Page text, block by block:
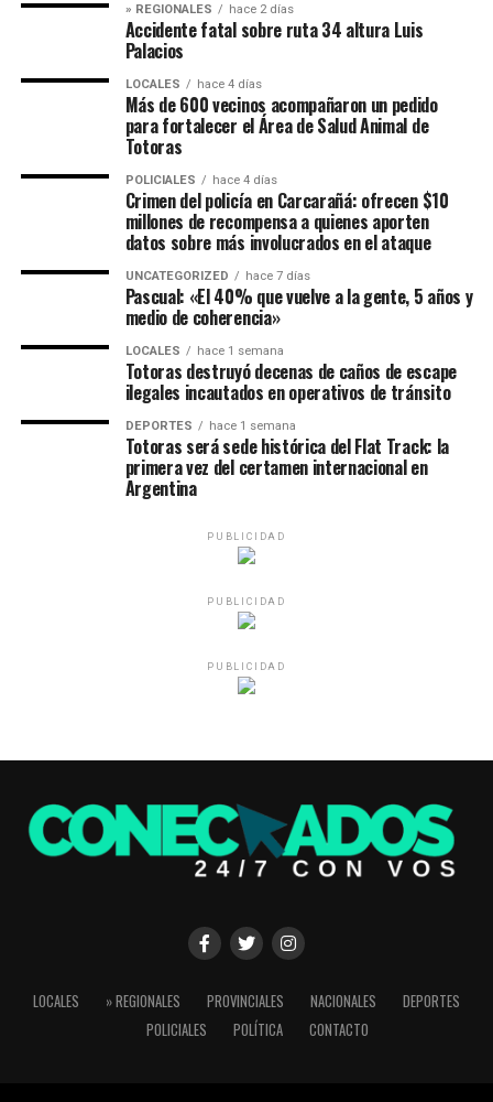
» REGIONALES hace 2 días
Accidente fatal sobre ruta 34 altura Luis
Palacios
LOCALES hace 4 días
Más de 600 vecinos acompañaron un pedido
para fortalecer el Área de Salud Animal de
Totoras
POLICIALES hace 4 días
Crimen del policía en Carcarañá: ofrecen $10
millones de recompensa a quienes aporten
datos sobre más involucrados en el ataque
UNCATEGORIZED hace 7 días
Pascual: «El 40% que vuelve a la gente, 5 años y
medio de coherencia»
LOCALES hace 1 semana
Totoras destruyó decenas de caños de escape
ilegales incautados en operativos de tránsito
DEPORTES hace 1 semana
Totoras será sede histórica del Flat Track: la
primera vez del certamen internacional en
Argentina
PUBLICIDAD
PUBLICIDAD
PUBLICIDAD
LOCALES » REGIONALES PROVINCIALES NACIONALES
DEPORTES
POLICIALES
POLÍTICA CONTACTO